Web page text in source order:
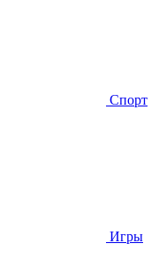
Спорт
Игры